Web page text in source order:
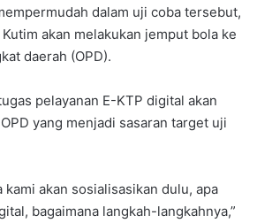
dalam uji coba tersebut,
akan melakukan jemput bola ke
daerah (OPD).
pelayanan E-KTP digital akan
yang menjadi sasaran target uji
kami akan sosialisasikan dulu, apa
bagaimana langkah-langkahnya,”